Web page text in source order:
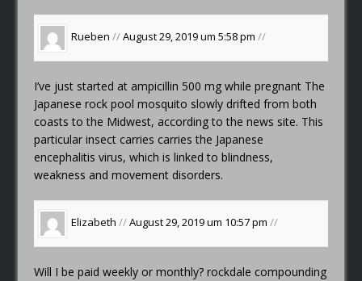
Rueben //August 29, 2019 um 5:58 pm//
I’ve just started atampicillin 500 mg while pregnant The
Japanese rock pool mosquito slowly drifted from both
coasts to the Midwest, according to the news site. This
particular insect carries carries the Japanese
encephalitis virus, which is linked to blindness,
weakness and movement disorders.
Elizabeth //August 29, 2019 um 10:57 pm//
Will I be paid weekly or monthly?rockdale compounding